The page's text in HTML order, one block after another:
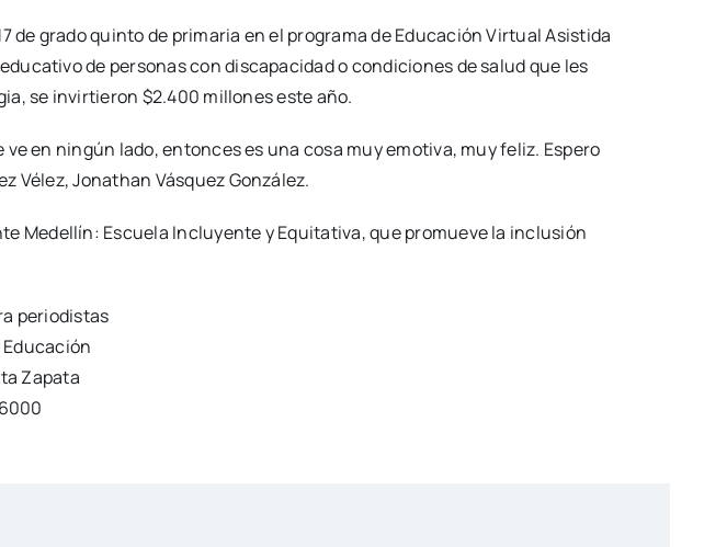
grado quinto de primaria en el programa de Educación Virtual Asistida
de personas con discapacidad o condiciones de salud que les
se invirtieron $2.400 millones este año.
en ningún lado, entonces es una cosa muy emotiva, muy feliz. Espero
Vélez, Jonathan Vásquez González.
Medellín: Escuela Incluyente y Equitativa, que promueve la inclusión
periodistas
Zapata